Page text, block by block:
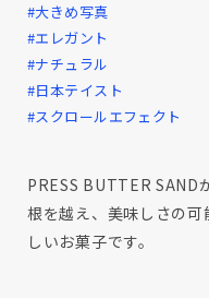
#大きめ写真
#エレガント
#ナチュラル
#日本テイスト
#スクロールエフェクト
PRESS BUTTER SAND
根を越え、美味しさの
しいお菓子です。